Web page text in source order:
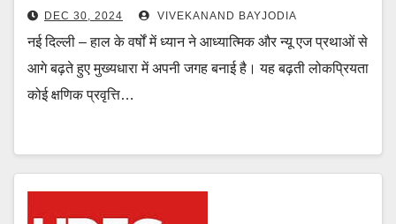
DEC 30, 2024 VIVEKANAND BAYJODIA
नई दिल्ली – हाल के वर्षों में ध्यान ने आध्यात्मिक और न्यू एज प्रथाओं से
आगे बढ़ते हुए मुख्यधारा में अपनी जगह बनाई है। यह बढ़ती लोकप्रियता
कोई क्षणिक प्रवृत्ति…